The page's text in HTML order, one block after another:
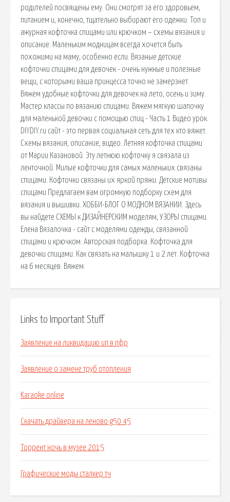
родителей посвящены ему. Они смотрят за его здоровьем,
питанием и, конечно, тщательно выбирают его одежки. Топ и
ажурная кофточка спицами или крючком – схемы вязания и
описание. Маленьким модницам всегда хочется быть
похожими на маму, особенно если. Вязаные детские
кофточки спицами для девочек - очень нужные и полезные
вещи, с которыми ваша принцесса точно не замерзнет.
Вяжем удобные кофточки для девочек на лето, осень и зиму.
Мастер классы по вязанию спицами. Вяжем мягкую шапочку
для маленькой девочки с помощью спиц - Часть 1 Видео урок.
DIYDIY.ru сайт - это первая социальная сеть для тех кто вяжет.
Схемы вязания, описание, видео. Летняя кофточка спицами
от Марии Казановой. Эту летнюю кофточку я связала из
ленточной. Милые кофточки для самых маленьких связаны
спицами. Кофточки связаны их яркой пряжи. Детские мотивы
спицами Предлагаем вам огромную подборку схем для
вязания и вышивки. ХОББИ-БЛОГ О МОДНОМ ВЯЗАНИИ. Здесь
вы найдете СХЕМЫ к ДИЗАЙНЕРСКИМ моделям, УЗОРЫ спицами.
Елена Вязалочка - сайт с моделями одежды, связанной
спицами и крючком. Авторская подборка. Кофточка для
девочки спицами. Как связать на малышку 1 и 2 лет. Кофточка
на 6 месяцев. Вяжем.
Links to Important Stuff
Заявление на ликвидацию ип в пфр
Заявление о замене труб отопления
Karaoke online
Скачать драйвера на леново g50 45
Торрент ночь в музее 2015
Графические моды сталкер тч